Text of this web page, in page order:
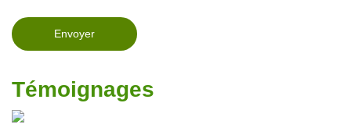
Témoignages